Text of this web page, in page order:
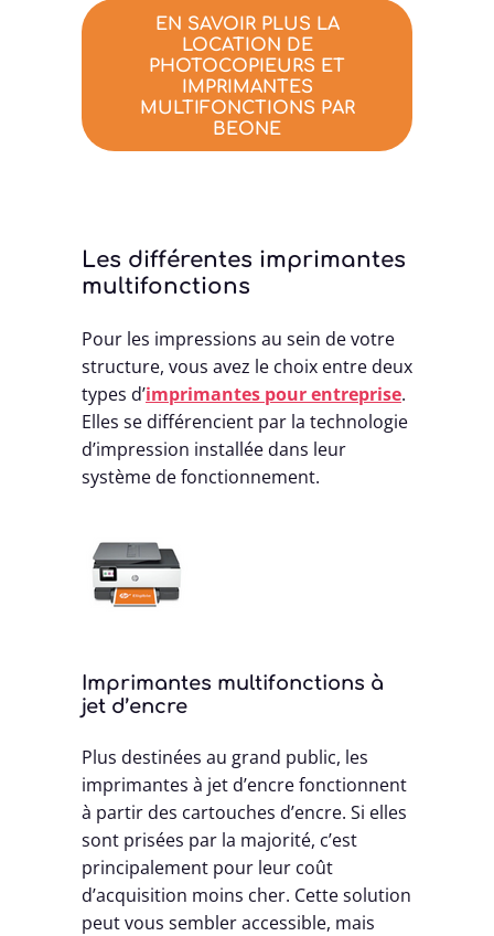
EN SAVOIR PLUS LA
LOCATION DE
PHOTOCOPIEURS ET
IMPRIMANTES
MULTIFONCTIONS PAR
BEONE
Les différentes imprimantes
multifonctions
Pour les impressions au sein de votre
structure, vous avez le choix entre deux
types d’imprimantes pour entreprise.
Elles se différencient par la technologie
d’impression installée dans leur
système de fonctionnement.
Imprimantes multifonctions à
jet d’encre
Plus destinées au grand public, les
imprimantes à jet d’encre fonctionnent
à partir des cartouches d’encre. Si elles
sont prisées par la majorité, c’est
principalement pour leur coût
d’acquisition moins cher. Cette solution
peut vous sembler accessible, mais